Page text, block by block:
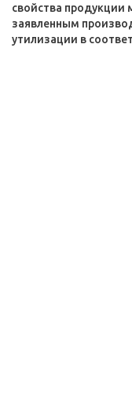
свойства продукции
заявленным
утилизации в